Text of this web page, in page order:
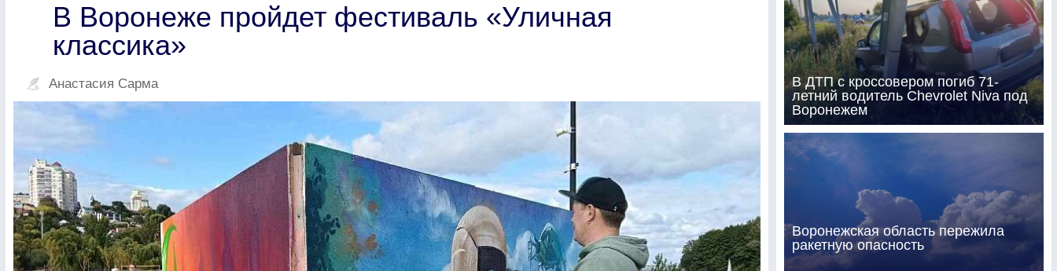
В Воронеже пройдет фестиваль «Уличная
классика»
Анастасия Сарма
В ДТП с кроссовером погиб 71-
летний водитель Chevrolet Niva под
Воронежем
Воронежская область пережила
ракетную опасность